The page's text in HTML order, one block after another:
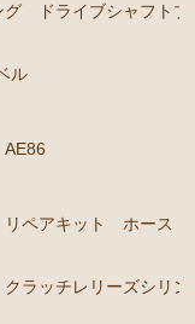
ドライブシャフトブ
ル
リペアキット ホース
ラッチレリーズシリン